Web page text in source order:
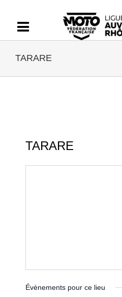
contenu
TARARE
TARARE
Évènements pour ce lieu